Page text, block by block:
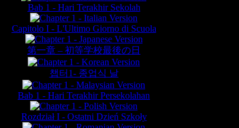
Bab 1 - Hari Terakhir Sekolah
Capitolo I - L'Ultimo Giorno di Scuola
第一章 – 初等学校最後の日
챕터1- 종업식 날
Bab 1 - Hari Terakhir Persekolahan
Rozdział I - Ostatni Dzień Szkoły